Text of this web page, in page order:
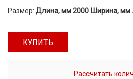
Размер: Длина, мм 2000 Ширина, мм
КУПИТЬ
Рассчитать